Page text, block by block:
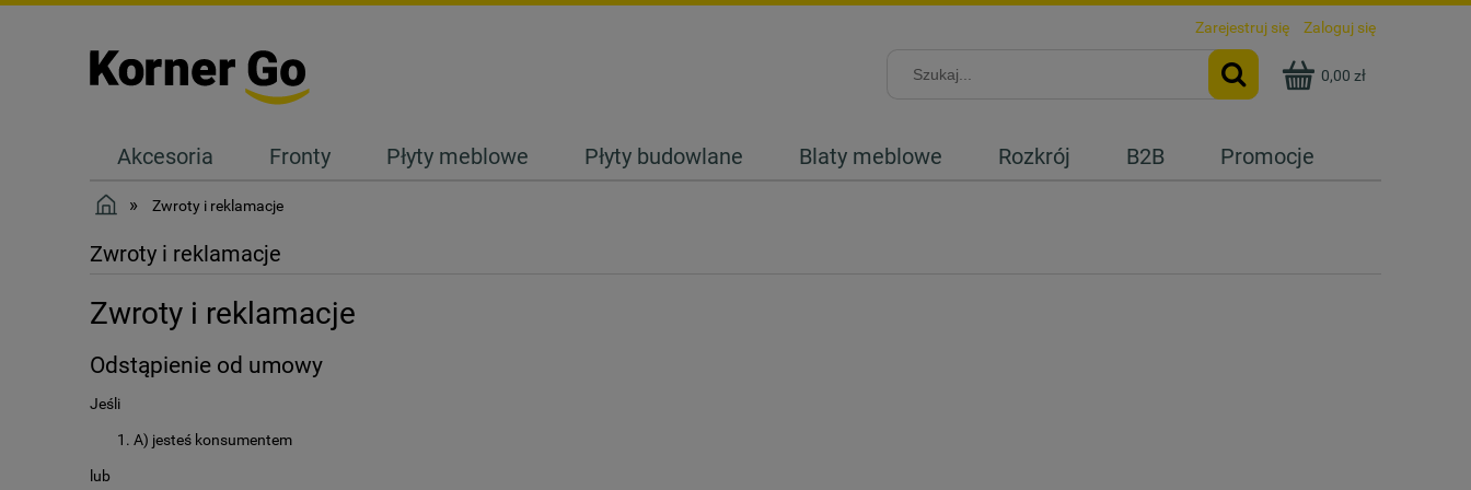
Zarejestruj się Zaloguj się
0,00 zł
Akcesoria Fronty Płyty meblowe Płyty budowlane Blaty meblowe Rozkrój B2B
Promocje
Kontakt
» Zwroty i reklamacje
Zwroty i reklamacje
Zwroty i reklamacje
Odstąpienie od umowy
Jeśli
A) jesteś konsumentem
lub